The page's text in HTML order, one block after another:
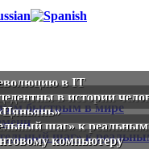
в IT
в истории
шаг» к
компьютеру